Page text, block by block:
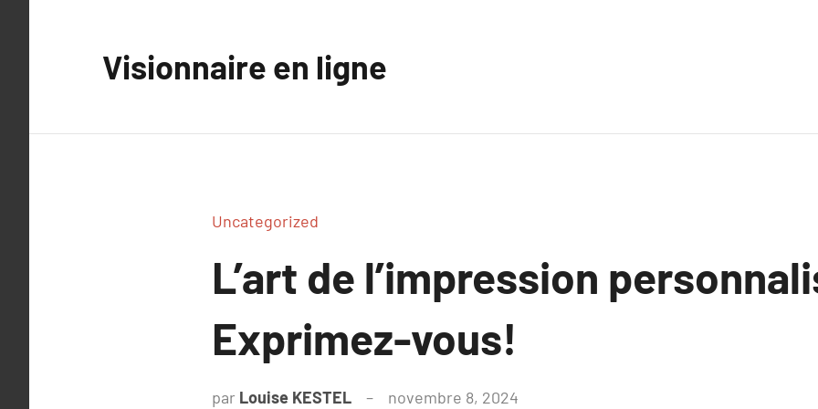
Visionnaire en ligne
Uncategorized
L’art de l’impression
Exprimez-vous!
par Louise KESTEL novembre 8, 2024